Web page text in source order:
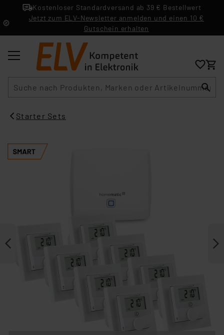
Kostenloser Standardversand ab 39 € Bestellwert
Jetzt zum ELV-Newsletter anmelden und einen 10 €
Gutschein erhalten
Starter Sets